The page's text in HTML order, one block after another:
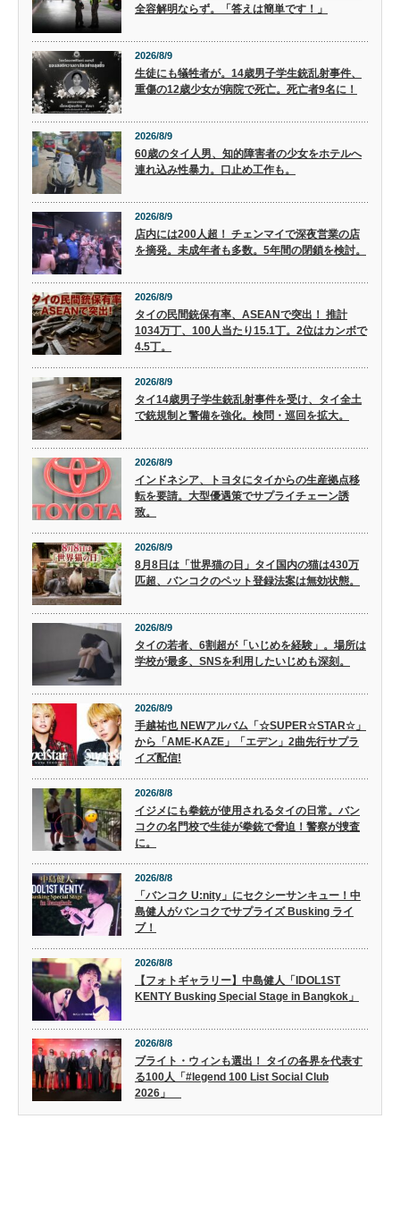
全容解明ならず。「答えは簡単です！」
2026/8/9
生徒にも犠牲者が。14歳男子学生銃乱射事件、
重傷の12歳少女が病院で死亡。死亡者9名に！
2026/8/9
60歳のタイ人男、知的障害者の少女をホテルへ
連れ込み性暴力。口止め工作も。
2026/8/9
店内には200人超！ チェンマイで深夜営業の店
を摘発。未成年者も多数。5年間の閉鎖を検討。
2026/8/9
タイの民間銃保有率、ASEANで突出！ 推計
1034万丁、100人当たり15.1丁。2位はカンボで
4.5丁。
2026/8/9
タイ14歳男子学生銃乱射事件を受け、タイ全土
で銃規制と警備を強化。検問・巡回を拡大。
2026/8/9
インドネシア、トヨタにタイからの生産拠点移
転を要請。大型優遇策でサプライチェーン誘
致。
2026/8/9
8月8日は「世界猫の日」タイ国内の猫は430万
匹超、バンコクのペット登録法案は無効状態。
2026/8/9
タイの若者、6割超が「いじめを経験」。場所は
学校が最多、SNSを利用したいじめも深刻。
2026/8/9
手越祐也 NEWアルバム「☆SUPER☆STAR☆」
から「AME-KAZE」「エデン」2曲先行サプラ
イズ配信!
2026/8/8
イジメにも拳銃が使用されるタイの日常。バン
コクの名門校で生徒が拳銃で脅迫！警察が捜査
に。
2026/8/8
「バンコク U:nity」にセクシーサンキュー！中
島健人がバンコクでサプライズ Busking ライ
ブ！
2026/8/8
【フォトギャラリー】中島健人「IDOL1ST
KENTY Busking Special Stage in Bangkok」
2026/8/8
ブライト・ウィンも選出！ タイの各界を代表す
る100人「#legend 100 List Social Club
2026」